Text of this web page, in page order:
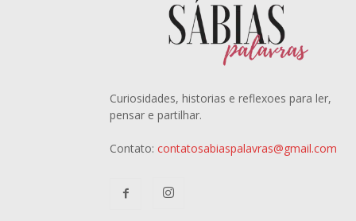
Curiosidades, historias e reflexoes para ler,
pensar e partilhar.
Contato: contatosabiaspalavras@gmail.com